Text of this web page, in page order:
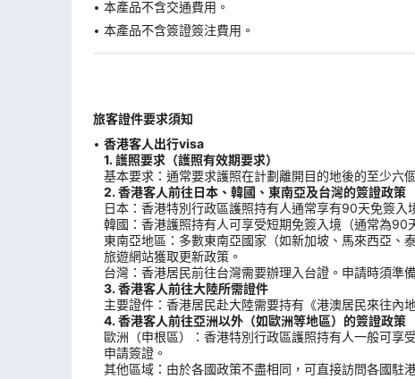
本產品不含交通費用。
本產品不含簽證簽注費用。
旅客證件要求須知
香港客人出行visa
1. 護照要求（護照有效期要求）
基本要求：通常要求護照在計劃離開目的地後的至少六
2. 香港客人前往日本、韓國、東南亞及台灣的簽證政策
日本：香港特別行政區護照持有人通常享有90天免簽入
韓國：香港護照持有人可享受短期免簽入境（通常為90
東南亞地區：多數東南亞國家（如新加坡、馬來西亞、
旅遊網站獲取更新政策。
台灣：香港居民前往台灣需要辦理入台證。申請時須準
3. 香港客人前往大陸所需證件
主要證件：香港居民赴大陸需要持有《港澳居民來往內
4. 香港客人前往亞洲以外（如歐洲等地區）的簽證政策
歐洲（申根區）：香港特別行政區護照持有人一般可享
申請簽證。
其他區域：由於各國政策不盡相同，可直接訪問各國駐